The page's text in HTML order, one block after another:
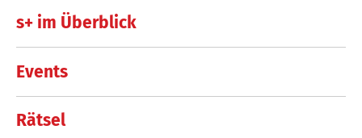
s+ im Überblick
Events
Rätsel